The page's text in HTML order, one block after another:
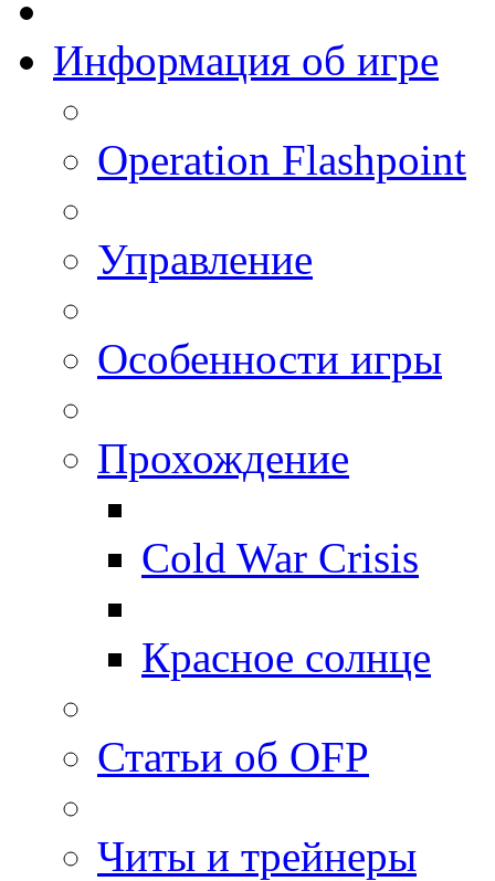
Информация об игре
Operation Flashpoint
Управление
Особенности игры
Прохождение
Cold War Crisis
Красное солнце
Статьи об OFP
Читы и трейнеры